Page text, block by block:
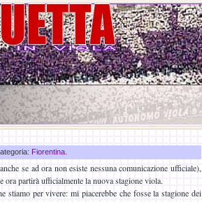
Fiorentina
se ad ora non esiste nessuna comunicazione ufficiale),
ora partirà ufficialmente la nuova stagione viola.
stiamo per vivere: mi piacerebbe che fosse la stagione dei